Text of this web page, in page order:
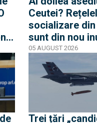
a
Ceutei?
socializare
sunt din nou
de mesaje
nouă
orașul spaniol
05 AUGUST 2026
Trei țări